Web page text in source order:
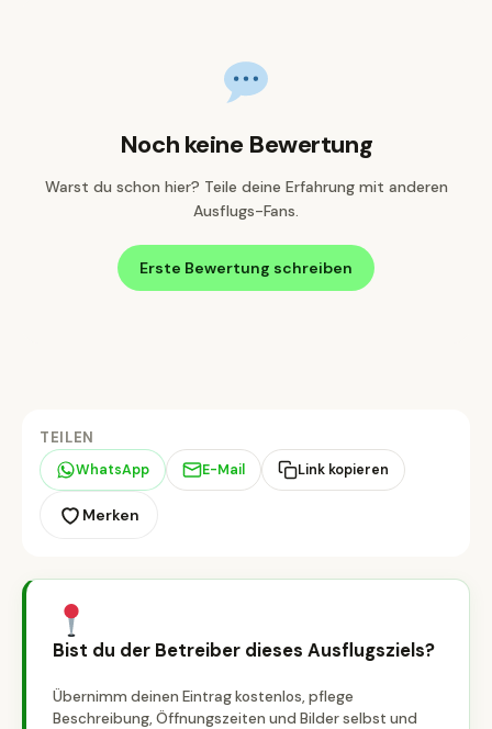
Noch keine Bewertung
Warst du schon hier? Teile deine Erfahrung mit anderen
Ausflugs-Fans.
Erste Bewertung schreiben
TEILEN
WhatsApp E-Mail Link kopieren
Merken
Bist du der Betreiber dieses Ausflugsziels?
Übernimm deinen Eintrag kostenlos, pflege
Beschreibung, Öffnungszeiten und Bilder selbst und